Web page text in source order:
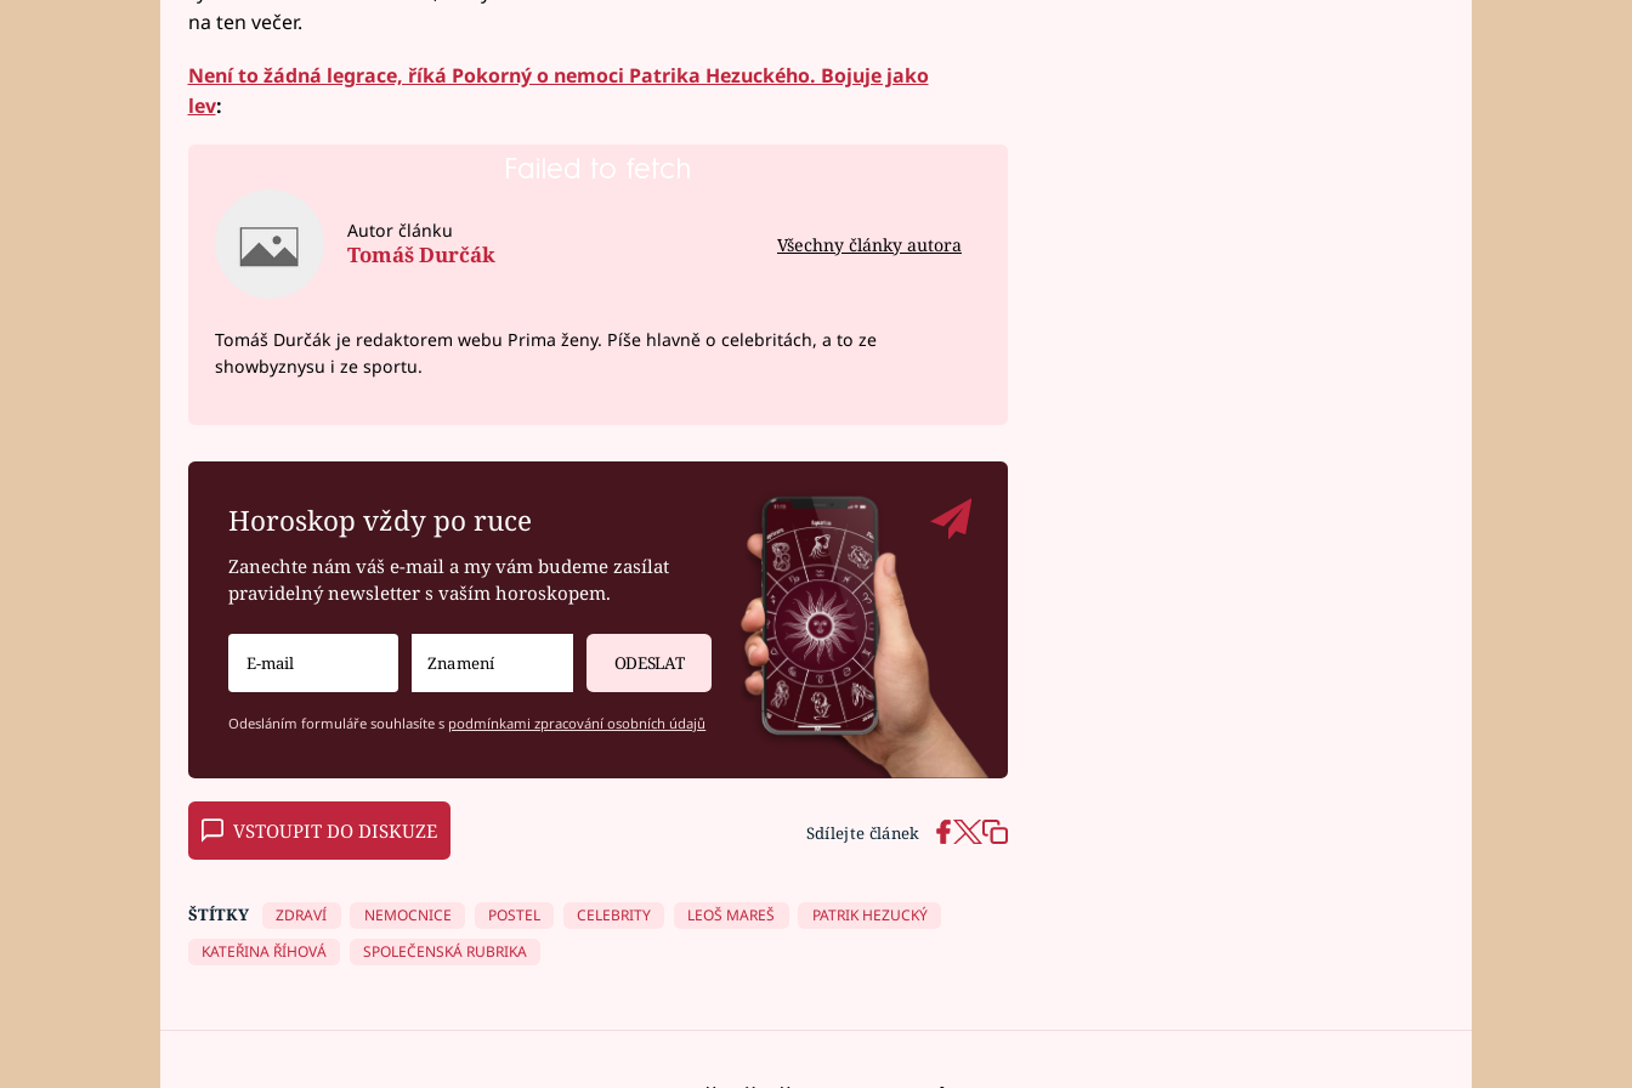
na ten večer.
Není to žádná legrace, říká Pokorný o nemoci Patrika Hezuckého. Bojuje jako
lev:
Failed to fetch
Autor článku
Tomáš Durčák Všechny články autora
Tomáš Durčák je redaktorem webu Prima ženy. Píše hlavně o celebritách, a to ze
showbyznysu i ze sportu.
Horoskop vždy po ruce
Zanechte nám váš e-mail a my vám budeme zasílat
pravidelný newsletter s vaším horoskopem.
ODESLAT
Odesláním formuláře souhlasíte s podmínkami zpracování osobních údajů
VSTOUPIT DO DISKUZE Sdílejte článek
ŠTÍTKY ZDRAVÍ NEMOCNICE POSTEL CELEBRITY LEOŠ MAREŠ
PATRIK HEZUCKÝ
KATEŘINA ŘÍHOVÁ
SPOLEČENSKÁ RUBRIKA